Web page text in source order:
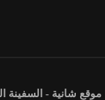
موقع شانية - السفينة